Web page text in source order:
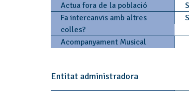
Actua fora de la població
Fa intercanvis amb altres
colles?
Acompanyament Musical
Entitat administradora